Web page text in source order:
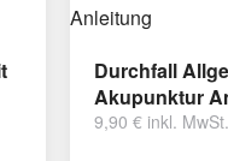
Durchfall
Akupunktur
9,90 € inkl. MwSt.